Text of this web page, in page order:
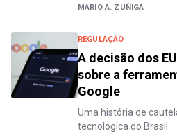
MARIO A. ZÚÑIGA
REGULAÇÃO
A decisão dos
sobre a
Google
Uma história de
tecnológica do Brasil